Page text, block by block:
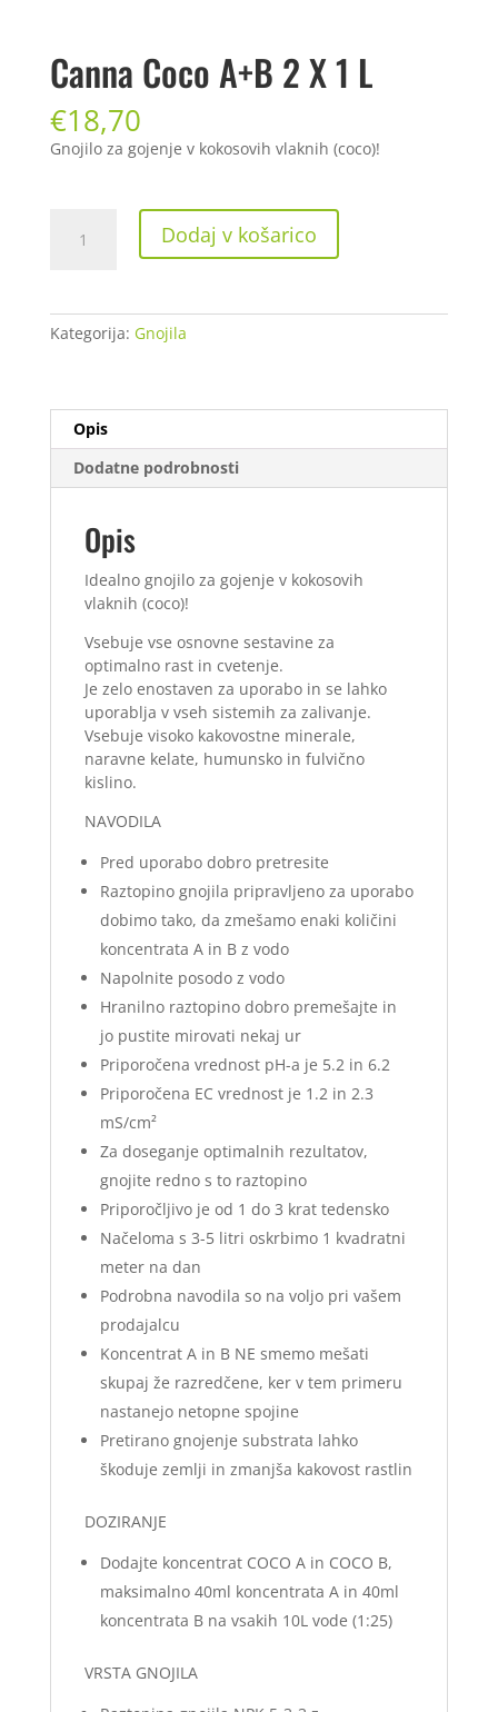
Canna Coco A+B 2 X 1 L
€18,70
Gnojilo za gojenje v kokosovih vlaknih (coco)!
Coco
X
1
Dodaj v košarico
Kategorija: Gnojila
Opis
Dodatne podrobnosti
Opis
Idealno gnojilo za gojenje v kokosovih
vlaknih (coco)!
Vsebuje vse osnovne sestavine za
optimalno rast in cvetenje.
Je zelo enostaven za uporabo in se lahko
uporablja v vseh sistemih za zalivanje.
Vsebuje visoko kakovostne minerale,
naravne kelate, humunsko in fulvično
kislino.
NAVODILA
Pred uporabo dobro pretresite
Raztopino gnojila pripravljeno za uporabo
dobimo tako, da zmešamo enaki količini
koncentrata A in B z vodo
Napolnite posodo z vodo
Hranilno raztopino dobro premešajte in
jo pustite mirovati nekaj ur
Priporočena vrednost pH-a je 5.2 in 6.2
Priporočena EC vrednost je 1.2 in 2.3
mS/cm²
Za doseganje optimalnih rezultatov,
gnojite redno s to raztopino
Priporočljivo je od 1 do 3 krat tedensko
Načeloma s 3-5 litri oskrbimo 1 kvadratni
meter na dan
Podrobna navodila so na voljo pri vašem
prodajalcu
Koncentrat A in B NE smemo mešati
skupaj že razredčene, ker v tem primeru
nastanejo netopne spojine
Pretirano gnojenje substrata lahko
škoduje zemlji in zmanjša kakovost rastlin
DOZIRANJE
Dodajte koncentrat COCO A in COCO B,
maksimalno 40ml koncentrata A in 40ml
koncentrata B na vsakih 10L vode (1:25)
VRSTA GNOJILA